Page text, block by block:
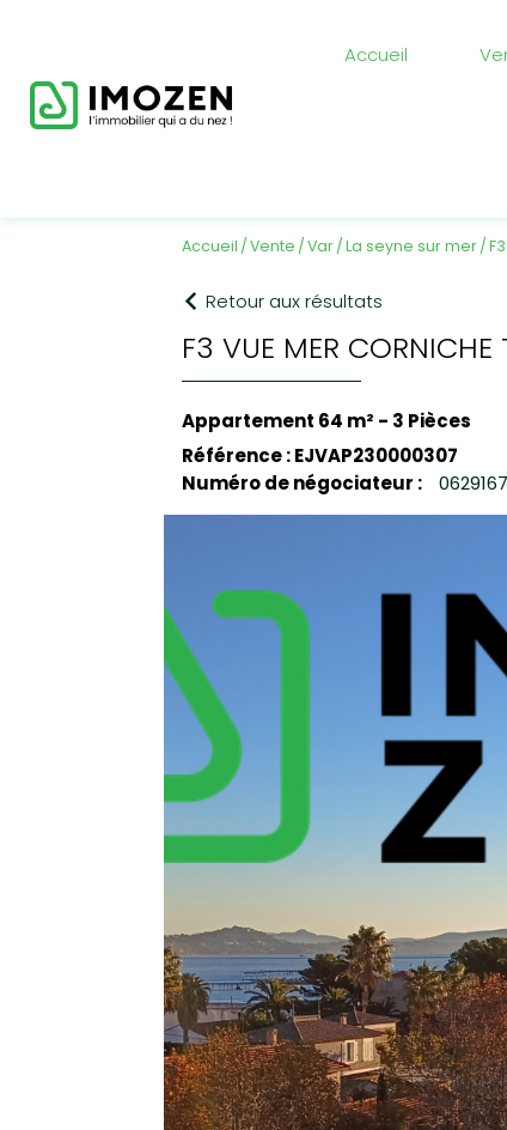
Accueil
accueil vente var la seyne sur mer
Retour aux résultats
F3 VUE MER CORNICHE
Appartement 64 m² - 3 Pièces
Référence : EJVAP230000307
Numéro de négociateur :